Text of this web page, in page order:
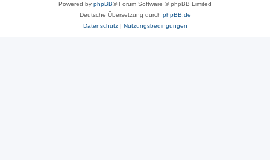
Powered by phpBB® Forum Software © phpBB Limited
Deutsche Übersetzung durch phpBB.de
Datenschutz| Nutzungsbedingungen